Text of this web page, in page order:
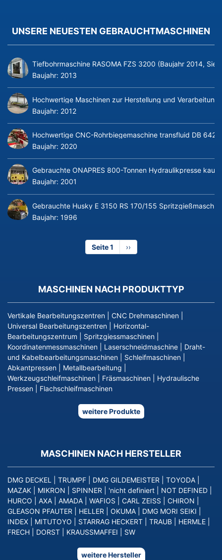
UNSERE NEUESTEN GEBRAUCHTMASCHINEN
Tiefbohrmaschine RASOMA FZS 3200 (Baujahr 2014,
Baujahr: 2013
Hochwertige Maschinen zur Herstellung und
Baujahr: 2012
Hochwertige CNC-Rohrbiegemaschine transfluid DB
Baujahr: 2020
Gebrauchte ONAPRES 800-Tonnen Hydraulikpresse
Baujahr: 2001
Gebrauchte Husky E 3150 RS 170/155
Baujahr: 1996
Seite 1
Nächste
Seite
››
MASCHINEN NACH PRODUKTTYP
Vertikale Bearbeitungszentren CNC Drehmaschinen
Universal Bearbeitungszentren
Horizontal-
Bearbeitungszentrum
Spritzgiessmaschinen
Koordinatenmessmaschinen
Laserschneidmaschine
Draht-
und Kabelbearbeitungsmaschinen
Schleifmaschinen
Abkantpressen
Metallbearbeitung
Werkzeugschleifmaschinen
Fräsmaschinen
Hydraulische
Pressen
Flachschleifmaschinen
weitere Produkte
MASCHINEN NACH HERSTELLER
DMG DECKEL TRUMPF DMG GILDEMEISTER TOYODA
MAZAK
MIKRON SPINNER 'nicht definiert NOT DEFINED
HURCO
AXA AMADA WAFIOS CARL ZEISS CHIRON
GLEASON PFAUTER
HELLER OKUMA DMG MORI SEIKI
INDEX
MITUTOYO STARRAG HECKERT TRAUB HERMLE
FRECH
DORST KRAUSSMAFFEI SW
weitere Hersteller